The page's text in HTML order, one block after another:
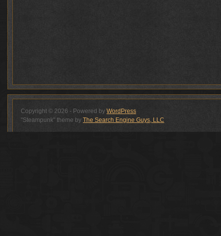
Copyright © 2026 - Powered by WordPress
"Steampunk" theme by The Search Engine Guys, LLC